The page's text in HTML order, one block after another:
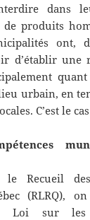
dans
de produits
ont,
d’établir une
urbain, en
C’est le
le Recueil
(RLRQ),
Loi sur les